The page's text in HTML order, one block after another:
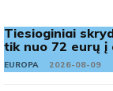
Tiesioginiai
tik nuo 72 eurų į
EUROPA 2026-08-09